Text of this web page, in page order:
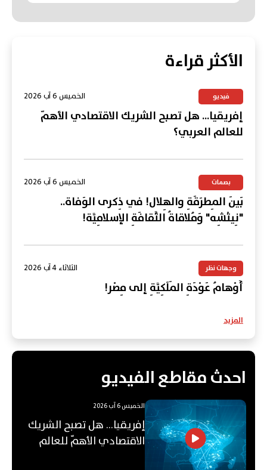
الأكثر قراءة
فيديو الخميس 6 آب 2026
إفريقيا... هل تصبح الشريك الاقتصادي الأهمّ
للعالم العربي؟
بصمات الخميس 6 آب 2026
بَينَ المِطرَقَةِ والهِلال! في ذِكرى الوَفاة..
"نِيتْشِه" وَمُلاقاةُ الثَّقافَةِ الإسلامِيَّة!
وجهات نظر الثلاثاء 4 آب 2026
أَوْهامُ عَوْدَةِ المَلَكِيَّةِ إلى مِصْر!
المزيد
احدث مقاطع الفيديو
الخميس 6 آب 2026
إفريقيا... هل تصبح الشريك
الاقتصادي الأهمّ للعالم